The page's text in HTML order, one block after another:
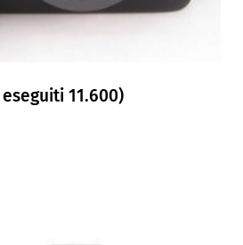
eseguiti 11.600)